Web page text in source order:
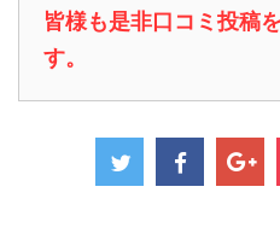
皆様も是非口コミ投稿
す。